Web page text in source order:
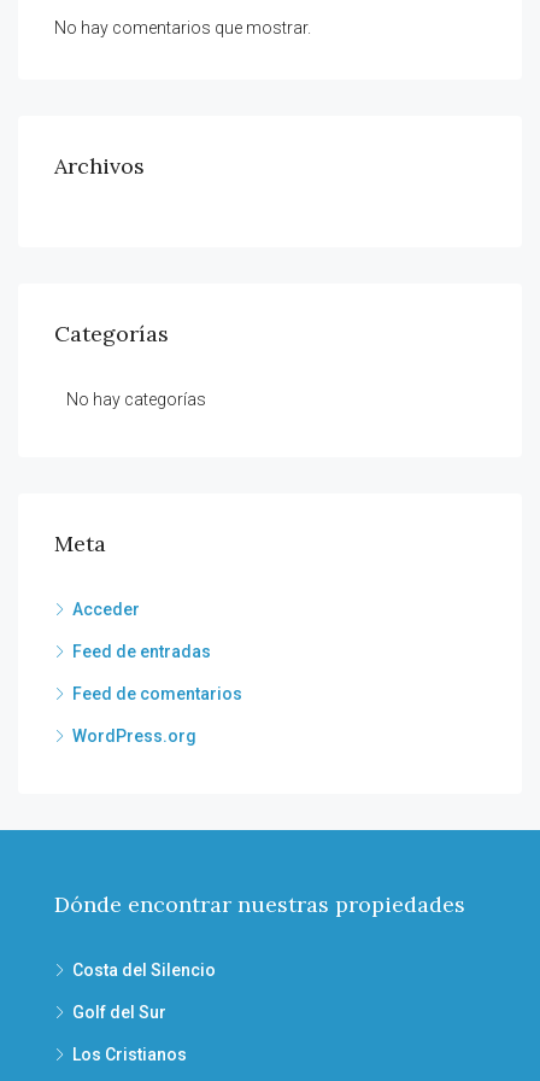
No hay comentarios que mostrar.
Archivos
Categorías
No hay categorías
Meta
Acceder
Feed de entradas
Feed de comentarios
WordPress.org
Dónde encontrar nuestras propiedades
Costa del Silencio
Golf del Sur
Los Cristianos